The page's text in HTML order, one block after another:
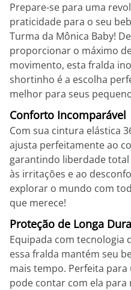
Prepare-se para uma
praticidade para o seu
Turma da Mônica Baby!
proporcionar o máximo
movimento, esta fralda
shortinho é a escolha
melhor para seus
Conforto Incomparável
Com sua cintura elástica
ajusta perfeitamente ao
garantindo liberdade
às irritações e ao
explorar o mundo com
que merece!
Proteção de Longa
Equipada com tecnologia
essa fralda mantém seu
mais tempo. Perfeita
pode contar com ela